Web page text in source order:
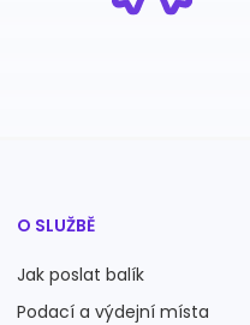
O SLUŽBĚ
Jak poslat balík
Podací a výdejní místa